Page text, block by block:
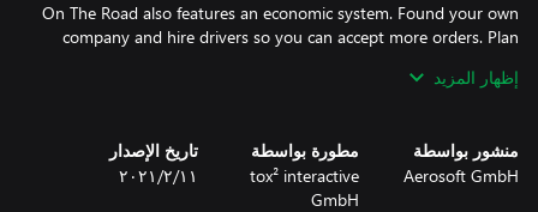
On The Road also features an economic system. Found your own
company and hire drivers so you can accept more orders. Plan
إظهار المزيد
منشور بواسطة
Aerosoft GmbH
مطورة بواسطة
tox² interactive
GmbH
تاريخ الإصدار
١١‏/٢‏/٢٠٢١